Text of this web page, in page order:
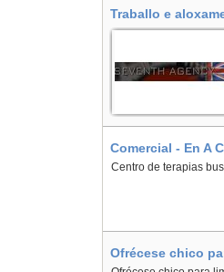
Traballo e
Comercial - En A
Centro de terapias
Ofrécese chico